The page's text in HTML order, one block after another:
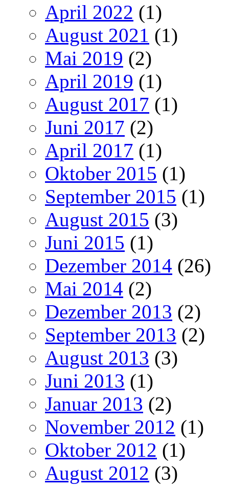
April 2022 (1)
August 2021 (1)
Mai 2019 (2)
April 2019 (1)
August 2017 (1)
Juni 2017 (2)
April 2017 (1)
Oktober 2015 (1)
September 2015 (1)
August 2015 (3)
Juni 2015 (1)
Dezember 2014 (26)
Mai 2014 (2)
Dezember 2013 (2)
September 2013 (2)
August 2013 (3)
Juni 2013 (1)
Januar 2013 (2)
November 2012 (1)
Oktober 2012 (1)
August 2012 (3)